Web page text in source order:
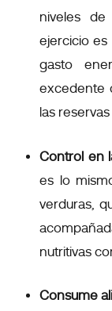
niveles
ejercicio es
gasto
excedente
las
Control en
es lo
verduras,
nutritivas
Consume